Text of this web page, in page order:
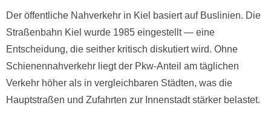
Der öffentliche Nahverkehr in Kiel basiert auf Buslinien. Die
Straßenbahn Kiel wurde 1985 eingestellt — eine
Entscheidung, die seither kritisch diskutiert wird. Ohne
Schienennahverkehr liegt der Pkw-Anteil am täglichen
Verkehr höher als in vergleichbaren Städten, was die
Hauptstraßen und Zufahrten zur Innenstadt stärker belastet.